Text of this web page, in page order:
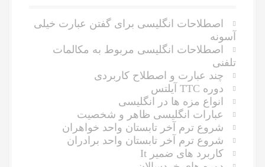
اصطلاحات انگلیسی برای گفتن عبارت خیلی
آسونه
اصطلاحات انگلیسی مربوط به مکالمات
تلفنی
چند عبارت و اصطلاح کاربردی
دوره TTC آیلتس
انواع مزه ها در انگلیسی
عبارات انگلیسی ظاهر و شخصیت
شروع ترم آخر تابستان واحد خواهران
شروع ترم آخر تابستان واحد برادران
کاربرد های ضمیر It